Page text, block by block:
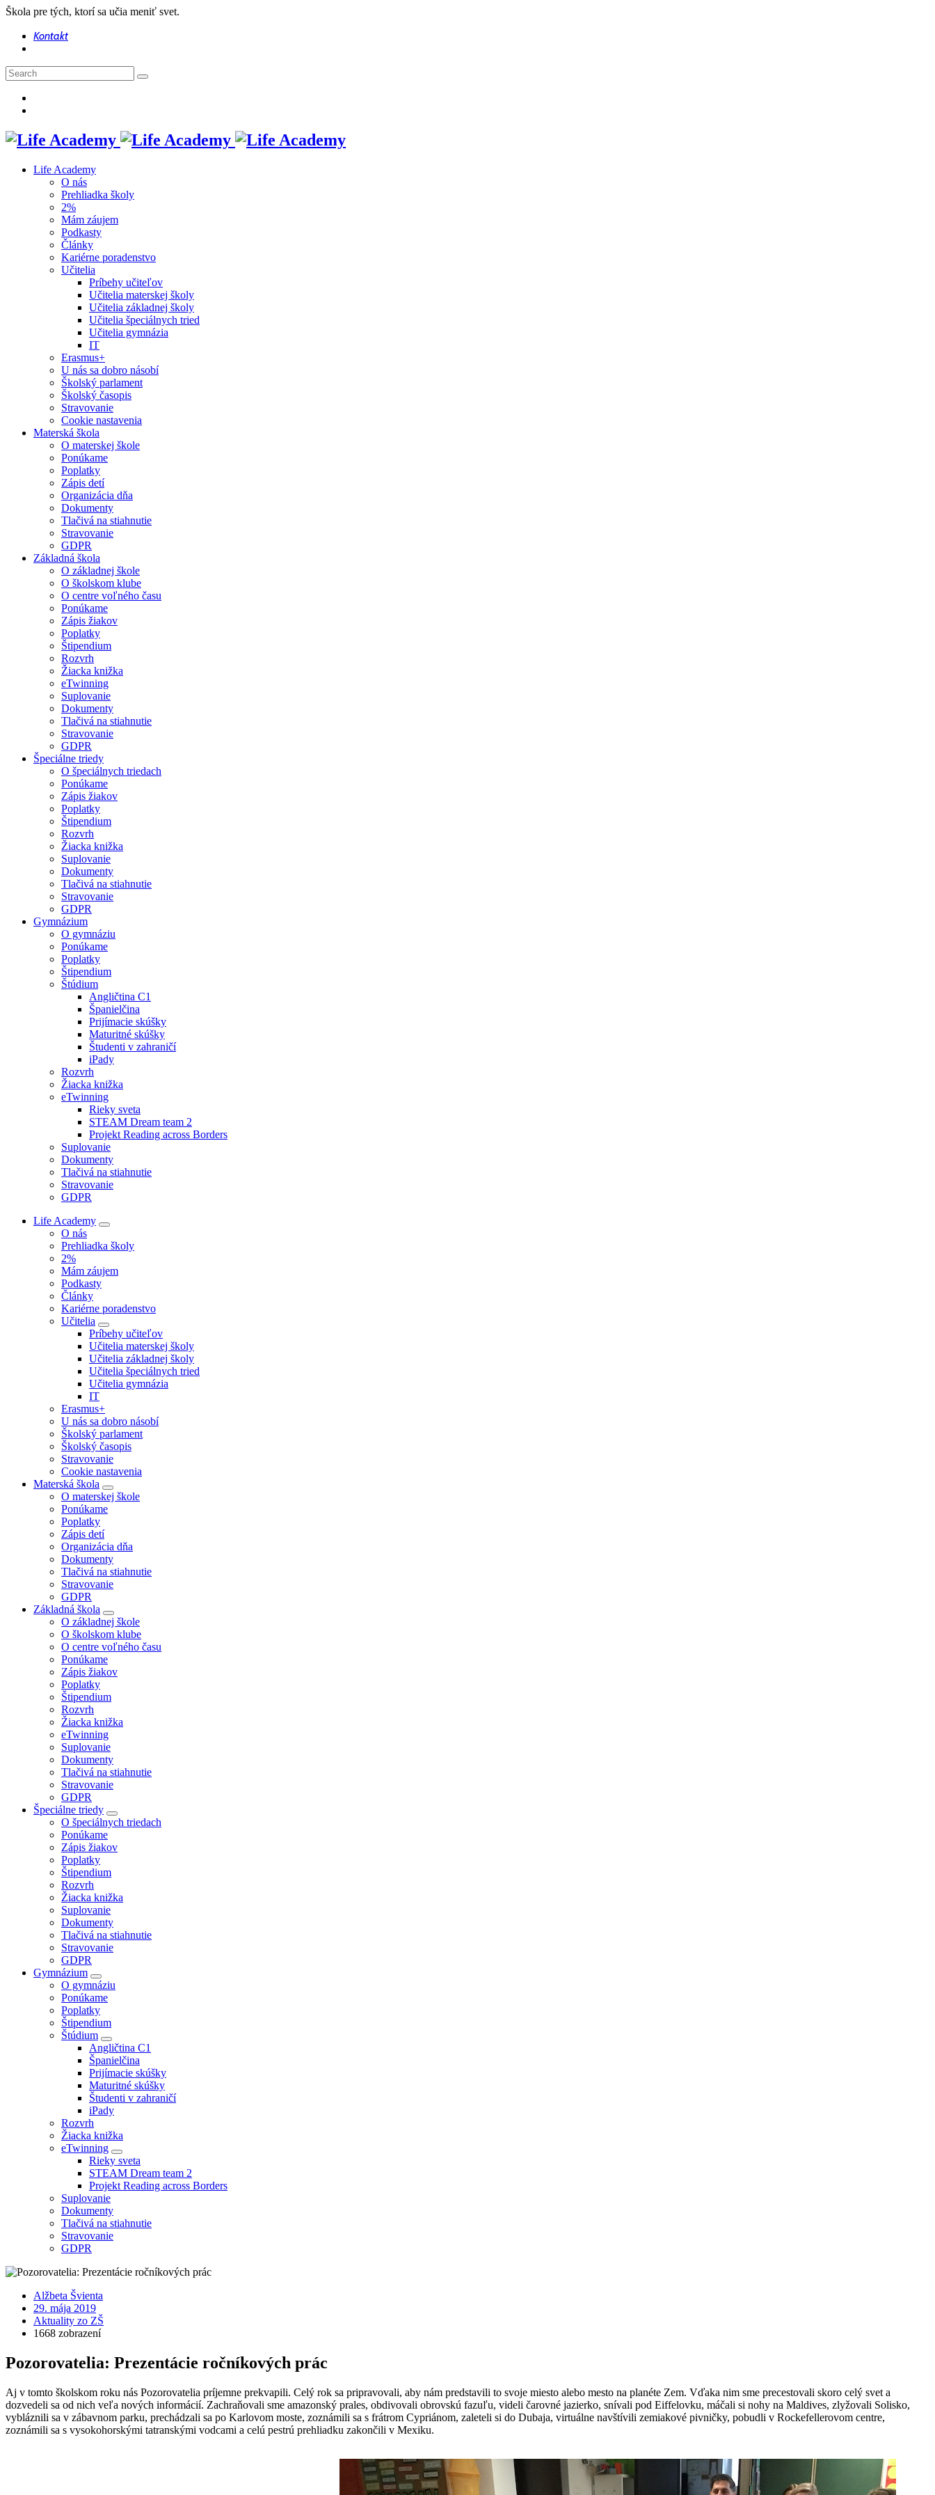
Škola pre tých, ktorí sa učia meniť svet.
Kontakt
Life Academy
O nás
Prehliadka školy
2%
Mám záujem
Podkasty
Články
Kariérne poradenstvo
Učitelia
Príbehy učiteľov
Učitelia materskej školy
Učitelia základnej školy
Učitelia špeciálnych tried
Učitelia gymnázia
IT
Erasmus+
U nás sa dobro násobí
Školský parlament
Školský časopis
Stravovanie
Cookie nastavenia
Materská škola
O materskej škole
Ponúkame
Poplatky
Zápis detí
Organizácia dňa
Dokumenty
Tlačivá na stiahnutie
Stravovanie
GDPR
Základná škola
O základnej škole
O školskom klube
O centre voľného času
Ponúkame
Zápis žiakov
Poplatky
Štipendium
Rozvrh
Žiacka knižka
eTwinning
Suplovanie
Dokumenty
Tlačivá na stiahnutie
Stravovanie
GDPR
Špeciálne triedy
O špeciálnych triedach
Ponúkame
Zápis žiakov
Poplatky
Štipendium
Rozvrh
Žiacka knižka
Suplovanie
Dokumenty
Tlačivá na stiahnutie
Stravovanie
GDPR
Gymnázium
O gymnáziu
Ponúkame
Poplatky
Štipendium
Štúdium
Angličtina C1
Španielčina
Prijímacie skúšky
Maturitné skúšky
Študenti v zahraničí
iPady
Rozvrh
Žiacka knižka
eTwinning
Rieky sveta
STEAM Dream team 2
Projekt Reading across Borders
Suplovanie
Dokumenty
Tlačivá na stiahnutie
Stravovanie
GDPR
Life Academy
O nás
Prehliadka školy
2%
Mám záujem
Podkasty
Články
Kariérne poradenstvo
Učitelia
Príbehy učiteľov
Učitelia materskej školy
Učitelia základnej školy
Učitelia špeciálnych tried
Učitelia gymnázia
IT
Erasmus+
U nás sa dobro násobí
Školský parlament
Školský časopis
Stravovanie
Cookie nastavenia
Materská škola
O materskej škole
Ponúkame
Poplatky
Zápis detí
Organizácia dňa
Dokumenty
Tlačivá na stiahnutie
Stravovanie
GDPR
Základná škola
O základnej škole
O školskom klube
O centre voľného času
Ponúkame
Zápis žiakov
Poplatky
Štipendium
Rozvrh
Žiacka knižka
eTwinning
Suplovanie
Dokumenty
Tlačivá na stiahnutie
Stravovanie
GDPR
Špeciálne triedy
O špeciálnych triedach
Ponúkame
Zápis žiakov
Poplatky
Štipendium
Rozvrh
Žiacka knižka
Suplovanie
Dokumenty
Tlačivá na stiahnutie
Stravovanie
GDPR
Gymnázium
O gymnáziu
Ponúkame
Poplatky
Štipendium
Štúdium
Angličtina C1
Španielčina
Prijímacie skúšky
Maturitné skúšky
Študenti v zahraničí
iPady
Rozvrh
Žiacka knižka
eTwinning
Rieky sveta
STEAM Dream team 2
Projekt Reading across Borders
Suplovanie
Dokumenty
Tlačivá na stiahnutie
Stravovanie
GDPR
Alžbeta Švienta
29. mája 2019
Aktuality zo ZŠ
1668 zobrazení
Pozorovatelia: Prezentácie ročníkových prác
Aj v tomto školskom roku nás Pozorovatelia príjemne prekvapili. Celý rok sa pripravovali, aby nám predstavili to svoje miesto alebo mesto na planéte Zem. Vďaka nim sme precestovali skoro celý svet a
dozvedeli sa od nich veľa nových informácií. Zachraňovali sme amazonský prales, obdivovali obrovskú fazuľu, videli čarovné jazierko, snívali pod Eiffelovku, máčali si nohy na Maldives, zlyžovali Solisko,
vybláznili sa v zábavnom parku, prechádzali sa po Karlovom moste, zoznámili sa s frátrom Cypriánom, zaleteli si do Dubaja, virtuálne navštívili zemiakové pivničky, pobudli v Rockefellerovom centre,
zoznámili sa s vysokohorskými tatranskými vodcami a celú pestrú prehliadku zakončili v Mexiku.